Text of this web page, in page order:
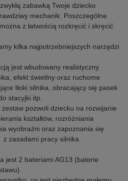
zabawką Twoje dziecko
mechanik. Poszczególne
z łatwością rozkręcić i skręcić
kilka najpotrzebniejszych narzędzi
jest wbudowany realistyczny
efekt świetlny oraz ruchome
tłoki silnika, obracający się pasek
stacyjki itp.
pozwoli dziecku na rozwijanie
kształtów, rozróżniania
wyobraźni oraz zapoznania się
z zasadami pracy silnika
jest 2 bateriami AG13 (baterie